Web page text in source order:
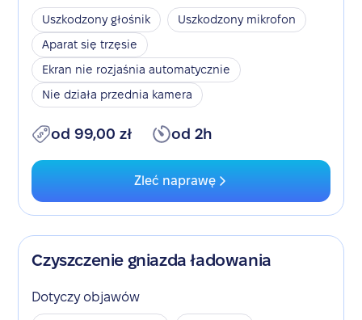
Uszkodzony głośnik
Uszkodzony mikrofon
Aparat się trzęsie
Ekran nie rozjaśnia automatycznie
Nie działa przednia kamera
od 99,00 zł od 2h
Zleć naprawę
Czyszczenie gniazda ładowania
Dotyczy objawów